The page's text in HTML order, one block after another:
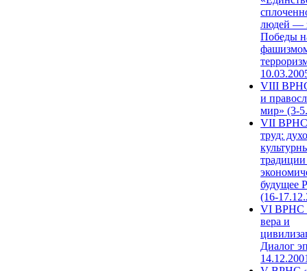
людей —
Победы
VIII
и
мир» (3-
VII ВРНС
труд:
будущее
(16-
VI ВРНС
вера и
Диалог